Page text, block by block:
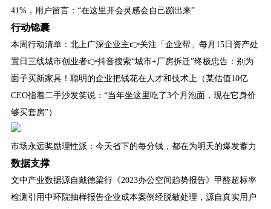
41%，用户留言：“在这里开会灵感会自己蹦出来”
行动锦囊
本周行动清单：北上广深企业主👉关注「企业帮」每月15日资产处
置日三线城市创业者👉抖音搜索“城市+厂房拆迁”终极忠告：别为
面子买新家具！聪明的企业把钱花在人才和技术上（某估值10亿
CEO指着二手沙发笑说：“当年坐这里吃了3个月泡面，现在它身价
够买套房”）
市场永远奖励理性派：今天省下的每分钱，都在为明天的爆发蓄力
数据支撑
文中产业数据源自戴德梁行《2023办公空间趋势报告》甲醛超标率
检测引用中环院抽样报告企业成本案例经脱敏处理，源自真实用户